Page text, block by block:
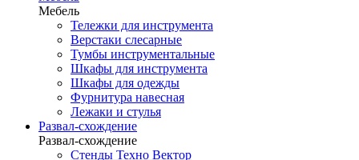
Мебель
Тележки для инструмента
Верстаки слесарные
Тумбы инструментальные
Шкафы для инструмента
Шкафы для одежды
Фурнитура навесная
Лежаки и стулья
Развал-схождение
Развал-схождение
Стенды Техно Вектор